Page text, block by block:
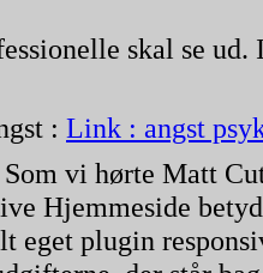
skal se
: Link : angst
vi hørte Matt
Hjemmeside
eget plugin